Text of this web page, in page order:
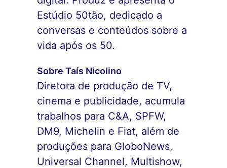
Estúdio 50tão, dedicado a
conversas e conteúdos sobre a
vida após os 50.
Sobre Taís Nicolino
Diretora de produção de TV,
cinema e publicidade, acumula
trabalhos para C&A, SPFW,
DM9, Michelin e Fiat, além de
produções para GloboNews,
Universal Channel, Multishow,